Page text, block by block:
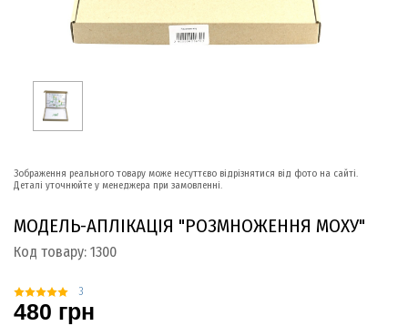
Зображення реального товару може несуттєво відрізнятися від фото на сайті.
Деталі уточнюйте у менеджера при замовленні.
МОДЕЛЬ-АПЛІКАЦІЯ "РОЗМНОЖЕННЯ МОХУ"
Код товару: 1300
3
480 грн